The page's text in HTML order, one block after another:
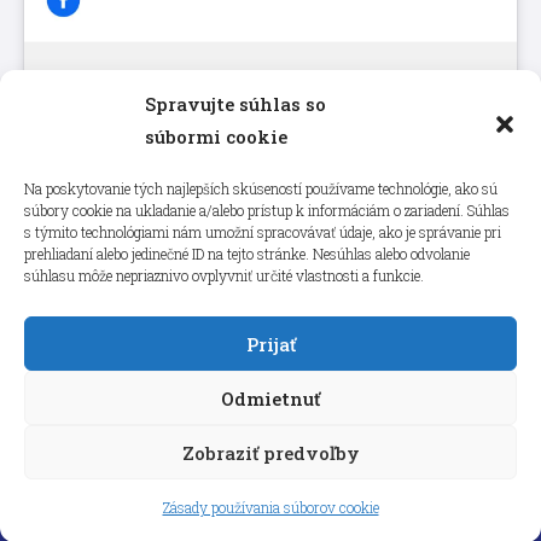
Spravujte súhlas so
súbormi cookie
Na poskytovanie tých najlepších skúseností používame technológie, ako sú
súbory cookie na ukladanie a/alebo prístup k informáciám o zariadení. Súhlas
s týmito technológiami nám umožní spracovávať údaje, ako je správanie pri
prehliadaní alebo jedinečné ID na tejto stránke. Nesúhlas alebo odvolanie
súhlasu môže nepriaznivo ovplyvniť určité vlastnosti a funkcie.
Prijať
Odmietnuť
Zobraziť predvoľby
Zásady používania súborov cookie
Kliknutím prijmete súbory cookie
Copyright © 2026 aneps.sk